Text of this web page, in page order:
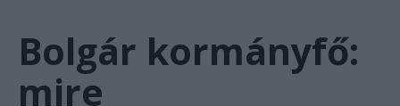
Bolgár kormányfő:
mire